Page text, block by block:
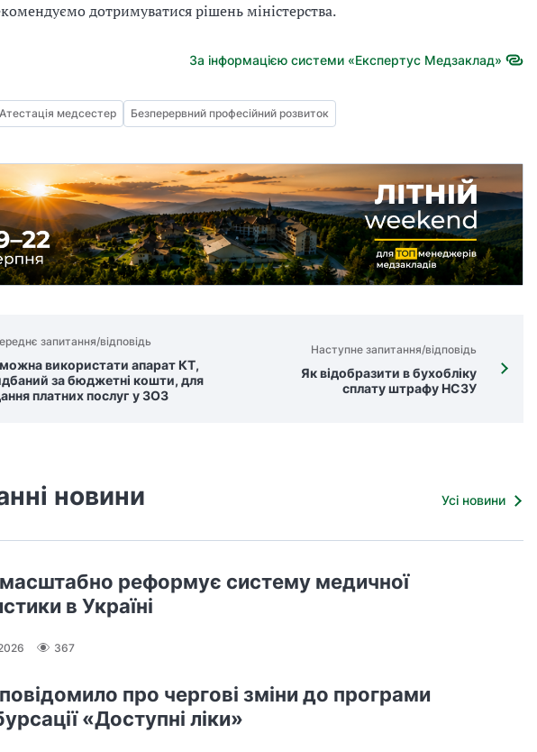
дотримуватися рішень міністерства.
За інформацією системи «Експертус Медзаклад»
Атестація медсестер Безперервний професійний розвиток
запитання/відповідь
використати апарат КТ,
за бюджетні кошти, для
платних послуг у ЗОЗ
Наступне запитання/відповідь
Як відобразити в бухобліку
сплату штрафу НСЗУ
новини Усі новини
реформує систему медичної
в Україні
367
про чергові зміни до програми
«Доступні ліки»